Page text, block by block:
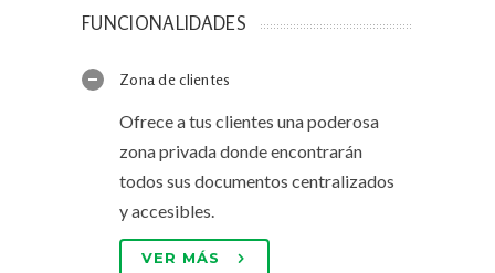
FUNCIONALIDADES
Zona de clientes
Ofrece a tus clientes una poderosa
zona privada donde encontrarán
todos sus documentos centralizados
y accesibles.
VER MÁS